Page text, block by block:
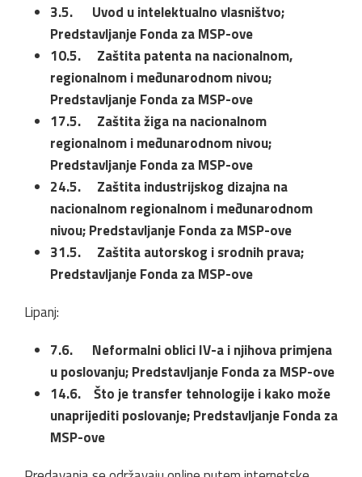
3.5. Uvod u intelektualno vlasništvo;
Predstavljanje Fonda za MSP-ove
10.5. Zaštita patenta na nacionalnom,
regionalnom i međunarodnom nivou;
Predstavljanje Fonda za MSP-ove
17.5. Zaštita žiga na nacionalnom
regionalnom i međunarodnom nivou;
Predstavljanje Fonda za MSP-ove
24.5. Zaštita industrijskog dizajna na
nacionalnom regionalnom i međunarodnom
nivou; Predstavljanje Fonda za MSP-ove
31.5. Zaštita autorskog i srodnih prava;
Predstavljanje Fonda za MSP-ove
Lipanj:
7.6. Neformalni oblici IV-a i njihova primjena
u poslovanju; Predstavljanje Fonda za MSP-ove
14.6. Što je transfer tehnologije i kako može
unaprijediti poslovanje; Predstavljanje Fonda za
MSP-ove